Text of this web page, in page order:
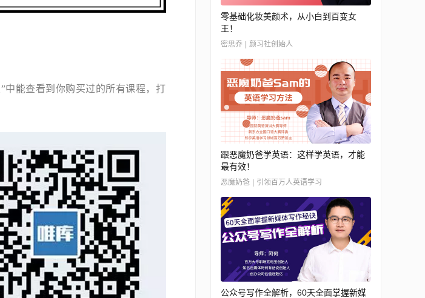
中能查看到你购买过的所有课程，打
零基础化妆美颜术，从小白到百变女
王！
密思乔 | 颜习社创始人
跟恶魔奶爸学英语：这样学英语，才能
最有效！
恶魔奶爸 | 引领百万人英语学习
公众号写作全解析，60天全面掌握新媒